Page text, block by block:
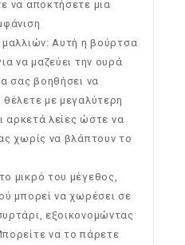
να αποκτήσετε μια
Αυτή η βούρτσα
να μαζεύει την ουρά
σας βοηθήσει να
με μεγαλύτερη
αρκετά λείες ώστε να
χωρίς να βλάπτουν το
μικρό του μέγεθος,
μπορεί να χωρέσει σε
εξοικονομώντας
να το πάρετε